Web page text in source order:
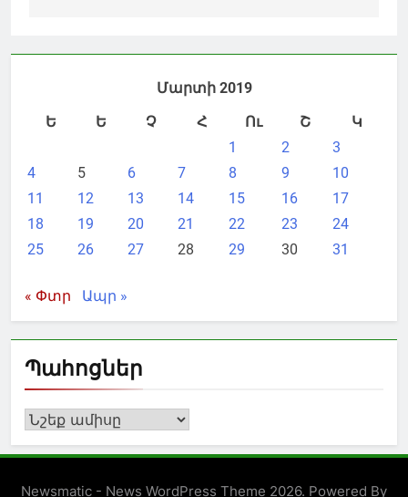
Մարտի 2019
Ե
Ե Չ Հ Ու Շ
Կ
1
2
3
4
5 6 7 8 9
10
11
12 13 14 15 16
17
18
19 20 21 22 23
24
25
26 27 28 29 30 31
« Փտր Ապր »
Պահոցներ
Պահոցներ
Newsmatic - News WordPress Theme 2026. Powered By